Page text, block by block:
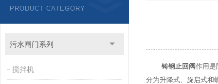
PRODUCT CATEGORY
污水闸门系列
搅拌机 铸钢止回阀作用是
分为升降式、旋启式和